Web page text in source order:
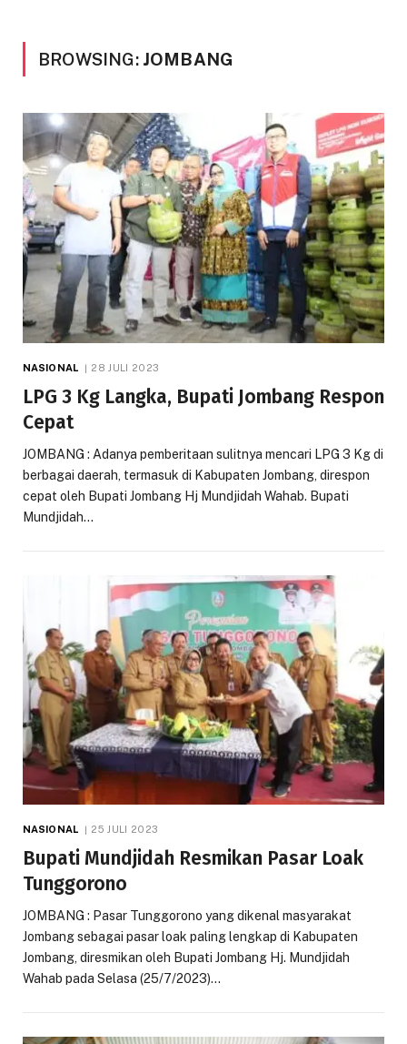
BROWSING: JOMBANG
NASIONAL 28 JULI 2023
LPG 3 Kg Langka, Bupati Jombang Respon
Cepat
JOMBANG : Adanya pemberitaan sulitnya mencari LPG 3 Kg di
berbagai daerah, termasuk di Kabupaten Jombang, direspon
cepat oleh Bupati Jombang Hj Mundjidah Wahab. Bupati
Mundjidah…
NASIONAL 25 JULI 2023
Bupati Mundjidah Resmikan Pasar Loak
Tunggorono
JOMBANG : Pasar Tunggorono yang dikenal masyarakat
Jombang sebagai pasar loak paling lengkap di Kabupaten
Jombang, diresmikan oleh Bupati Jombang Hj. Mundjidah
Wahab pada Selasa (25/7/2023)…